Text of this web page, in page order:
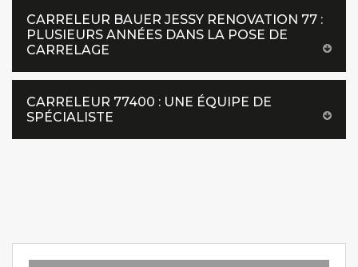
CARRELEUR BAUER JESSY RENOVATION 77 :
PLUSIEURS ANNÉES DANS LA POSE DE
CARRELAGE
CARRELEUR 77400 : UNE ÉQUIPE DE
SPÉCIALISTE